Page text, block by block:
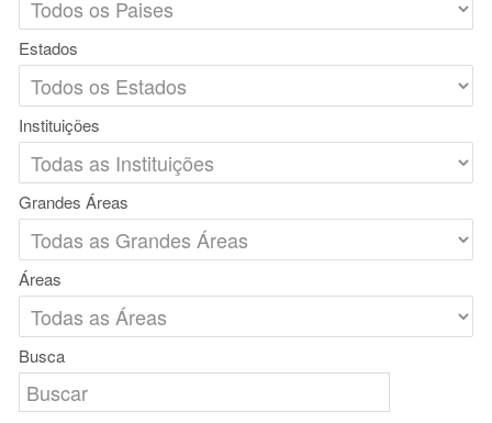
Estados
Instituições
Grandes Áreas
Áreas
Busca